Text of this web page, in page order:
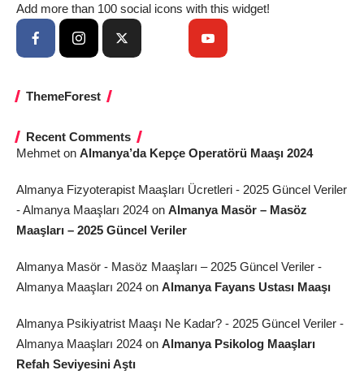
Add more than 100 social icons with this widget!
ThemeForest
Recent Comments
Mehmet on Almanya’da Kepçe Operatörü Maaşı 2024
Almanya Fizyoterapist Maaşları Ücretleri - 2025 Güncel Veriler
- Almanya Maaşları 2024 on Almanya Masör – Masöz
Maaşları – 2025 Güncel Veriler
Almanya Masör - Masöz Maaşları – 2025 Güncel Veriler -
Almanya Maaşları 2024 on Almanya Fayans Ustası Maaşı
Almanya Psikiyatrist Maaşı Ne Kadar? - 2025 Güncel Veriler -
Almanya Maaşları 2024 on Almanya Psikolog Maaşları
Refah Seviyesini Aştı